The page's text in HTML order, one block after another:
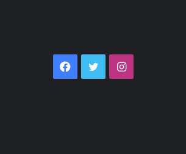
Facebook
TwitterInstagram